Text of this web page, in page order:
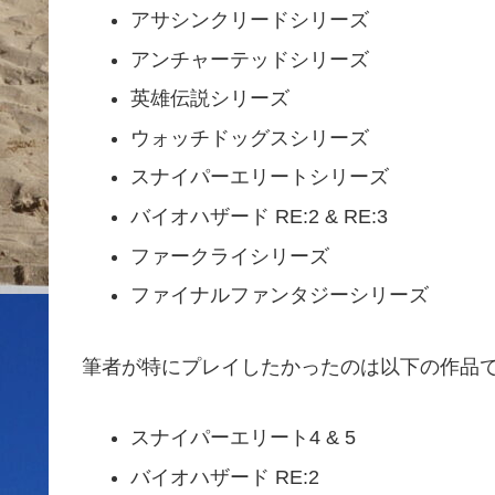
アサシンクリードシリーズ
アンチャーテッドシリーズ
英雄伝説シリーズ
ウォッチドッグスシリーズ
スナイパーエリートシリーズ
バイオハザード RE:2 & RE:3
ファークライシリーズ
ファイナルファンタジーシリーズ
筆者が特にプレイしたかったのは以下の作品
スナイパーエリート4 & 5
バイオハザード RE:2